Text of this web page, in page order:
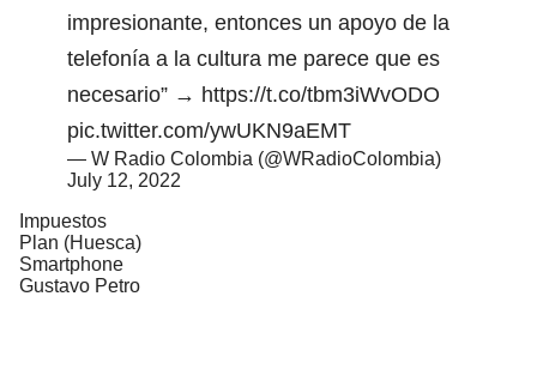
impresionante, entonces un apoyo de la
telefonía a la cultura me parece que es
necesario” → https://t.co/tbm3iWvODO
pic.twitter.com/ywUKN9aEMT
— W Radio Colombia (@WRadioColombia)
July 12, 2022
Impuestos
Plan (Huesca)
Smartphone
Gustavo Petro